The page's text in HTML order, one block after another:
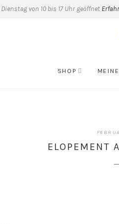
von 10 bis 17 Uhr geöffnet
SHOP
ELOPEMENT